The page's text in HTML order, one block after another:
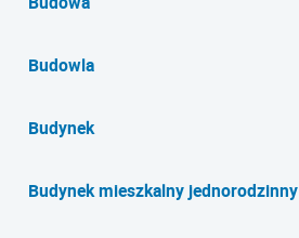
Budowla
Budynek
Budynek mieszkalny jednorodzinny